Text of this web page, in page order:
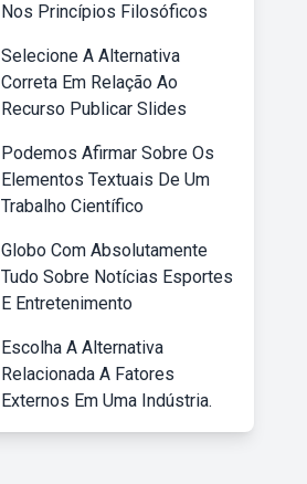
Nos Princípios Filosóficos
Selecione A Alternativa
Correta Em Relação Ao
Recurso Publicar Slides
Podemos Afirmar Sobre Os
Elementos Textuais De Um
Trabalho Científico
Globo Com Absolutamente
Tudo Sobre Notícias Esportes
E Entretenimento
Escolha A Alternativa
Relacionada A Fatores
Externos Em Uma Indústria.